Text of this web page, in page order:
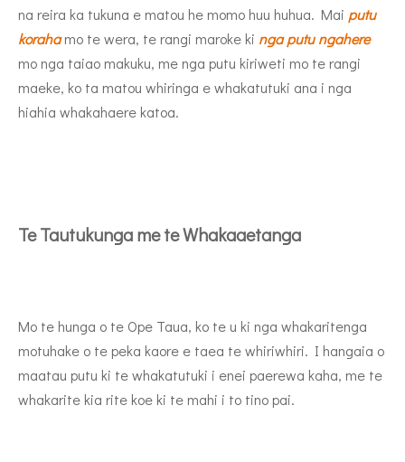
na reira ka tukuna e matou he momo huu huhua. Mai putu
korahamo te wera, te rangi maroke ki nga putu ngahere
mo nga taiao makuku, me nga putu kiriweti mo te rangi
maeke, ko ta matou whiringa e whakatutuki ana i nga
hiahia whakahaere katoa.
Te Tautukunga me te Whakaaetanga
Mo te hunga o te Ope Taua, ko te u ki nga whakaritenga
motuhake o te peka kaore e taea te whiriwhiri. I hangaia o
maatau putu ki te whakatutuki i enei paerewa kaha, me te
whakarite kia rite koe ki te mahi i to tino pai.